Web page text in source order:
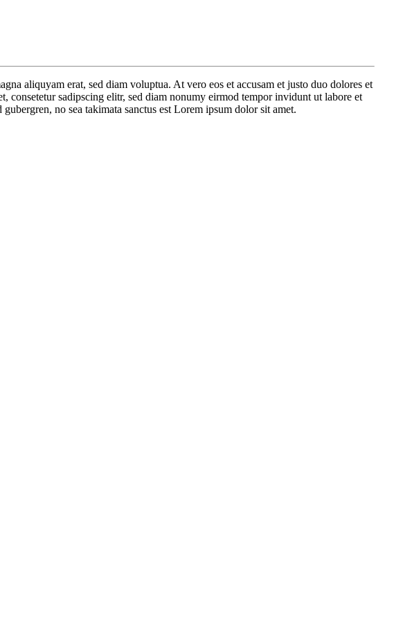
aliquyam erat, sed diam voluptua. At vero eos et accusam et justo duo dolores et
consetetur sadipscing elitr, sed diam nonumy eirmod tempor invidunt ut labore et
no sea takimata sanctus est Lorem ipsum dolor sit amet.